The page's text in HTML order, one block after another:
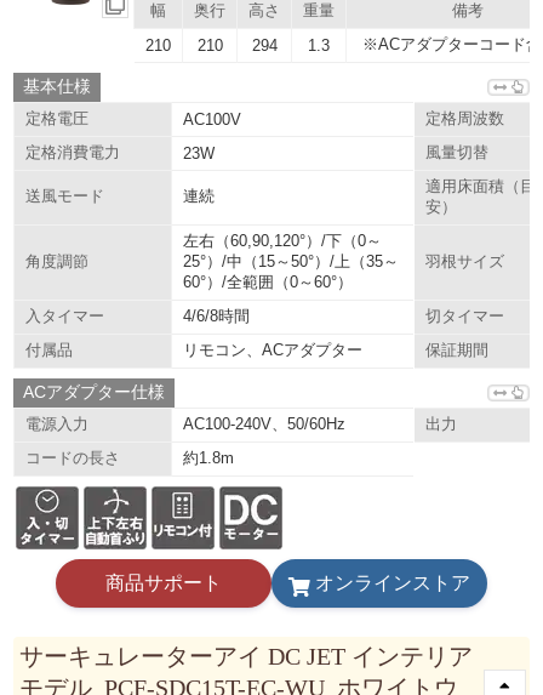
幅
奥行 高さ 重量 備考
210 210 294 1.3 ※ACアダプターコード
基本仕様
定格電圧 AC100V
定格周波数
定格消費電力
23W 風量切替
送風モード 連続
適用床面積（目
安）
角度調節
左右（60,90,120°）/下（0～
25°）/中（15～50°）/上（35～
60°）/全範囲（0～60°）
羽根サイズ
入タイマー 4/6/8時間
切タイマー
付属品
リモコン、ACアダプター 保証期間
ACアダプター仕様
電源入力 AC100-240V、50/60Hz
出力
コードの長さ
約1.8m
商品サポート オンラインストア
サーキュレーターアイ DC JET インテリア
モデル PCF-SDC15T-EC-WU ホワイトウ